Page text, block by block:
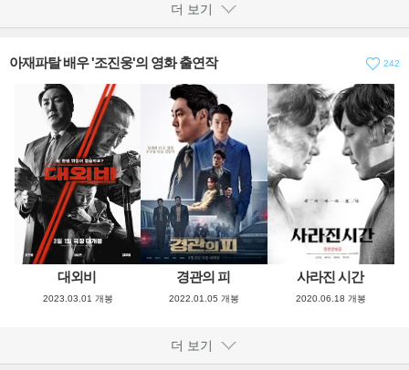
더 보기
아재파탈 배우 '조진웅'의 영화 출연작 242
대외비
2023.03.01 개봉
경관의 피
2022.01.05 개봉
사라진 시간
2020.06.18 개봉
더 보기